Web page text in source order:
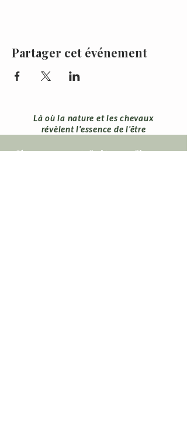
Partager cet événement
Là où la nature et les chevaux
révèlent l'essence de l'être
Ils nous ont fait confiance